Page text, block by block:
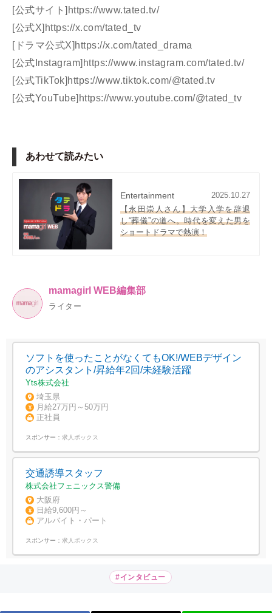
[公式サイト] https://www.tated.tv/
[公式X] https://x.com/tated_tv
[ドラマ公式X] https://x.com/tated_drama
[公式Instagram] https://www.instagram.com/tated.tv/
[公式TikTok] https://www.tiktok.com/@tated.tv
[公式YouTube] https://www.youtube.com/@tated_tv
あわせて読みたい
Entertainment
2025.10.27
【永田崇人さん】大学入学を辞退
し“葬儀”の道へ。時代を変えた男を
ショートドラマで熱演！
mamagirl WEB編集部
ライター
ソフトを使ったことがなくてもOK!/WEBデザイン
のアシスタント/昇給年2回/未経験活躍
Yts株式会社
埼玉県
月給27万円～50万円
正社員
スポンサー： 求人ボックス
交通誘導スタッフ
株式会社フェニックス警備
大阪府
日給9,600円～
アルバイト・パート
スポンサー： 求人ボックス
#インタビュー